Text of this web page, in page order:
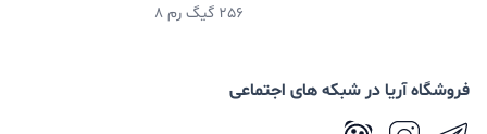
256 گیگ رم 8
فروشگاه آریا در شبکه های اجتماعی